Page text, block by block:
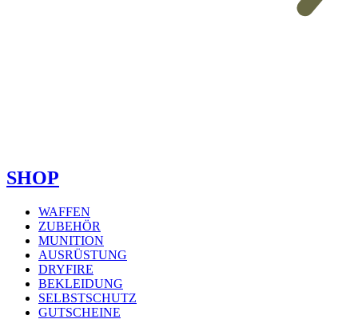
SHOP
WAFFEN
ZUBEHÖR
MUNITION
AUSRÜSTUNG
DRYFIRE
BEKLEIDUNG
SELBSTSCHUTZ
GUTSCHEINE